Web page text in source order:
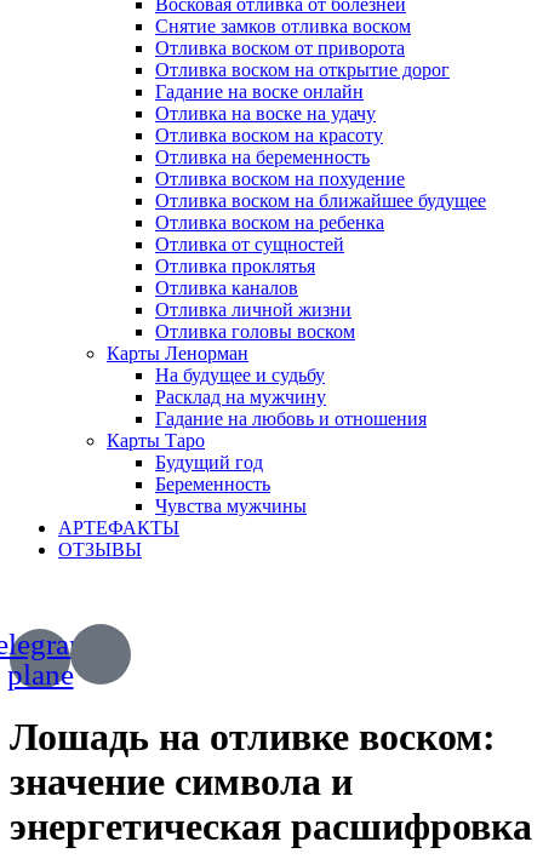
Восковая отливка от болезней
Снятие замков отливка воском
Отливка воском от приворота
Отливка воском на открытие дорог
Гадание на воске онлайн
Отливка на воске на удачу
Отливка воском на красоту
Отливка на беременность
Отливка воском на похудение
Отливка воском на ближайшее будущее
Отливка воском на ребенка
Отливка от сущностей
Отливка проклятья
Отливка каналов
Отливка личной жизни
Отливка головы воском
Карты Ленорман
На будущее и судьбу
Расклад на мужчину
Гадание на любовь и отношения
Карты Таро
Будущий год
Беременность
Чувства мужчины
АРТЕФАКТЫ
ОТЗЫВЫ
plane
Лошадь на отливке воском:
значение символа и
энергетическая расшифровка